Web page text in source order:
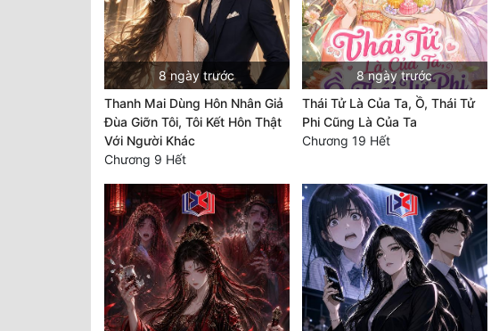
8 ngày trước
Thanh Mai Dùng Hôn Nhân Giả
Đùa Giỡn Tôi, Tôi Kết Hôn Thật
Với Người Khác
Chương 9 Hết
8 ngày trước
Thái Tử Là Của Ta, Ồ, Thái Tử
Phi Cũng Là Của Ta
Chương 19 Hết